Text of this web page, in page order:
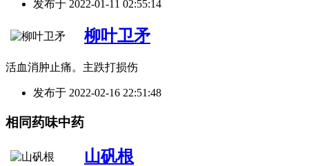
发布于 2022-01-11 02:55:14
柳叶卫矛
活血消肿止痛。主跌打损伤
发布于 2022-02-16 22:51:48
相同药味中药
山矾根